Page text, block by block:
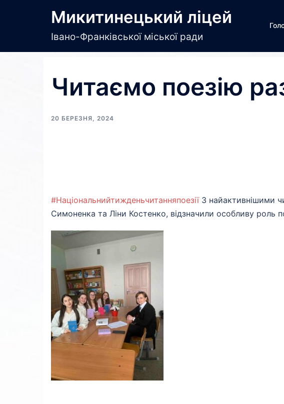
Микитинецький ліцей
Івано-Франківської міської ради
Читаємо поезію
20 БЕРЕЗНЯ, 2024
#НаціональнийтижденьчитанняпоезіїЗ найактивнішими
Симоненка та Ліни Костенко, відзначили особливу роль